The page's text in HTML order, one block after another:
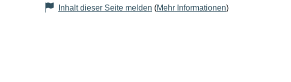
Inhalt dieser Seite melden (Mehr Informationen)